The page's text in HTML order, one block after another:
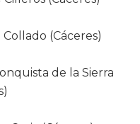
(Cáceres)
de la Sierra